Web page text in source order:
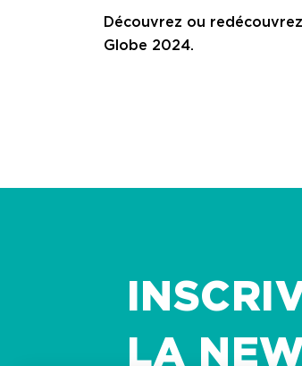
Découvrez ou
Globe 2024.
LA